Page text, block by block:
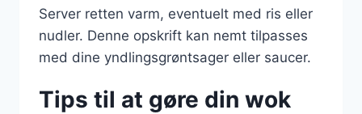
Server retten varm, eventuelt med ris eller
nudler. Denne opskrift kan nemt tilpasses
med dine yndlingsgrøntsager eller saucer.
Tips til at gøre din wok